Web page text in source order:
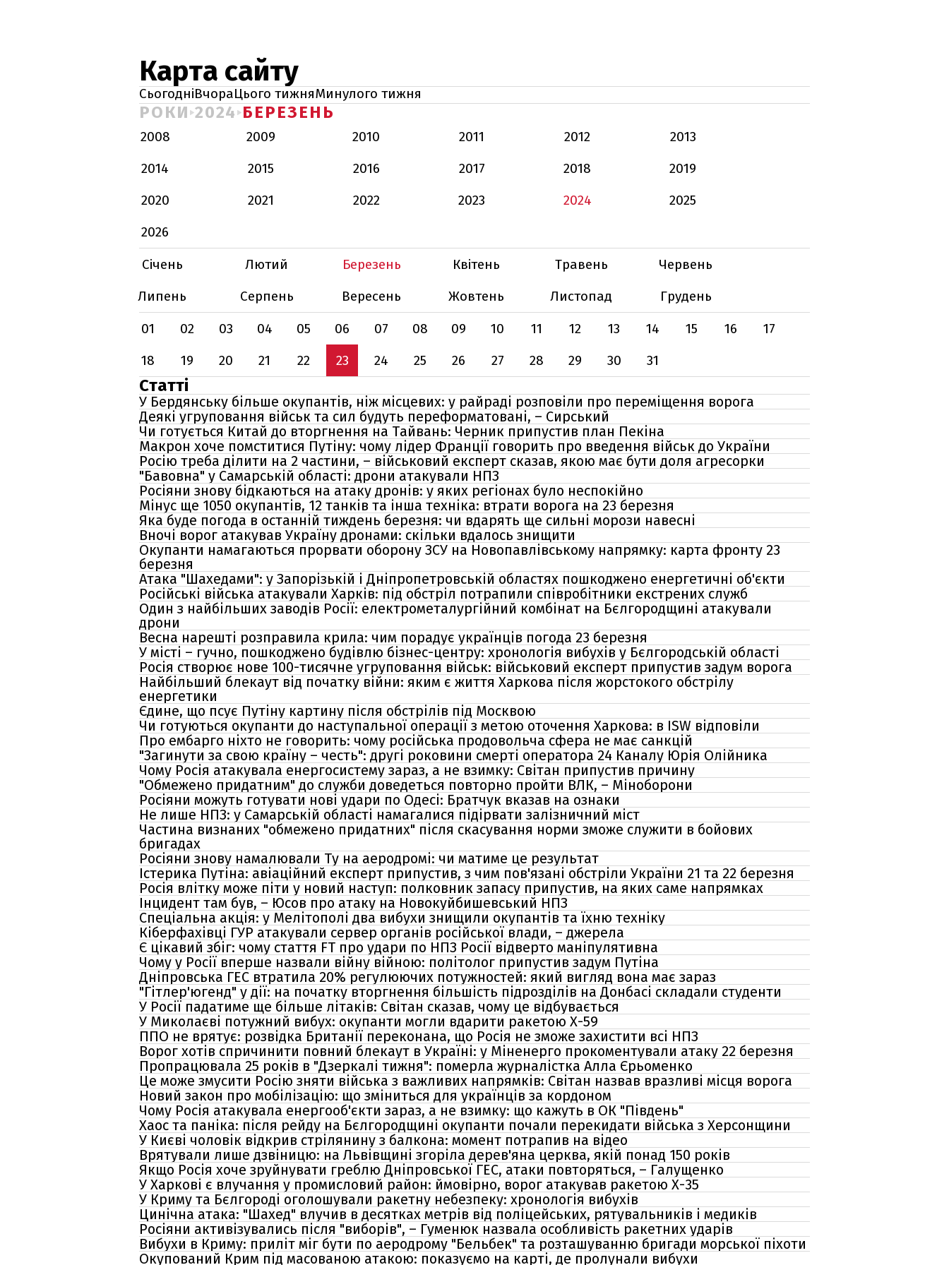
Карта сайту
СьогодніВчораЦього тижняМинулого тижня
РОКИ 2024 БЕРЕЗЕНЬ
2008 2009 2010 2011 2012
2013
2014
2015 2016 2017 2018
2019
2020
2021 2022 2023 2024
2025
2026
Січень
Лютий Березень Квітень Травень
Червень
Липень
Серпень Вересень Жовтень Листопад
Грудень
01
02 03 04 05 06 07 08 09 10 11 12 13 14 15 16
17
18
19 20 21 22 23 24 25 26 27 28 29 30 31
Статті
У Бердянську більше окупантів, ніж місцевих: у райраді розповіли про переміщення ворога
Деякі угруповання військ та сил будуть переформатовані, – Сирський
Чи готується Китай до вторгнення на Тайвань: Черник припустив план Пекіна
Макрон хоче помститися Путіну: чому лідер Франції говорить про введення військ до України
Росію треба ділити на 2 частини, – військовий експерт сказав, якою має бути доля агресорки
"Бавовна" у Самарській області: дрони атакували НПЗ
Росіяни знову бідкаються на атаку дронів: у яких регіонах було неспокійно
Мінус ще 1050 окупантів, 12 танків та інша техніка: втрати ворога на 23 березня
Яка буде погода в останній тиждень березня: чи вдарять ще сильні морози навесні
Вночі ворог атакував Україну дронами: скільки вдалось знищити
Окупанти намагаються прорвати оборону ЗСУ на Новопавлівському напрямку: карта фронту 23
березня
Атака "Шахедами": у Запорізькій і Дніпропетровській областях пошкоджено енергетичні об'єкти
Російські війська атакували Харків: під обстріл потрапили співробітники екстрених служб
Один з найбільших заводів Росії: електрометалургійний комбінат на Бєлгородщині атакували
дрони
Весна нарешті розправила крила: чим порадує українців погода 23 березня
У місті – гучно, пошкоджено будівлю бізнес-центру: хронологія вибухів у Бєлгородській області
Росія створює нове 100-тисячне угруповання військ: військовий експерт припустив задум ворога
Найбільший блекаут від початку війни: яким є життя Харкова після жорстокого обстрілу
енергетики
Єдине, що псує Путіну картину після обстрілів під Москвою
Чи готуються окупанти до наступальної операції з метою оточення Харкова: в ISW відповіли
Про ембарго ніхто не говорить: чому російська продовольча сфера не має санкцій
"Загинути за свою країну – честь": другі роковини смерті оператора 24 Каналу Юрія Олійника
Чому Росія атакувала енергосистему зараз, а не взимку: Світан припустив причину
"Обмежено придатним" до служби доведеться повторно пройти ВЛК, – Міноборони
Росіяни можуть готувати нові удари по Одесі: Братчук вказав на ознаки
Не лише НПЗ: у Самарській області намагалися підірвати залізничний міст
Частина визнаних "обмежено придатних" після скасування норми зможе служити в бойових
бригадах
Росіяни знову намалювали Ту на аеродромі: чи матиме це результат
Істерика Путіна: авіаційний експерт припустив, з чим пов'язані обстріли України 21 та 22 березня
Росія влітку може піти у новий наступ: полковник запасу припустив, на яких саме напрямках
Інцидент там був, – Юсов про атаку на Новокуйбишевський НПЗ
Спеціальна акція: у Мелітополі два вибухи знищили окупантів та їхню техніку
Кіберфахівці ГУР атакували сервер органів російської влади, – джерела
Є цікавий збіг: чому стаття FT про удари по НПЗ Росії відверто маніпулятивна
Чому у Росії вперше назвали війну війною: політолог припустив задум Путіна
Дніпровська ГЕС втратила 20% регулюючих потужностей: який вигляд вона має зараз
"Гітлер'югенд" у дії: на початку вторгнення більшість підрозділів на Донбасі складали студенти
У Росії падатиме ще більше літаків: Світан сказав, чому це відбувається
У Миколаєві потужний вибух: окупанти могли вдарити ракетою Х-59
ППО не врятує: розвідка Британії переконана, що Росія не зможе захистити всі НПЗ
Ворог хотів спричинити повний блекаут в Україні: у Міненерго прокоментували атаку 22 березня
Пропрацювала 25 років в "Дзеркалі тижня": померла журналістка Алла Єрьоменко
Це може змусити Росію зняти війська з важливих напрямків: Світан назвав вразливі місця ворога
Новий закон про мобілізацію: що зміниться для українців за кордоном
Чому Росія атакувала енергооб'єкти зараз, а не взимку: що кажуть в ОК "Південь"
Хаос та паніка: після рейду на Бєлгородщині окупанти почали перекидати війська з Херсонщини
У Києві чоловік відкрив стрілянину з балкона: момент потрапив на відео
Врятували лише дзвіницю: на Львівщині згоріла дерев'яна церква, якій понад 150 років
Якщо Росія хоче зруйнувати греблю Дніпровської ГЕС, атаки повторяться, – Галущенко
У Харкові є влучання у промисловий район: ймовірно, ворог атакував ракетою Х-35
У Криму та Бєлгороді оголошували ракетну небезпеку: хронологія вибухів
Цинічна атака: "Шахед" влучив в десятках метрів від поліцейських, рятувальників і медиків
Росіяни активізувались після "виборів", – Гуменюк назвала особливість ракетних ударів
Вибухи в Криму: приліт міг бути по аеродрому "Бельбек" та розташуванню бригади морської піхоти
Окупований Крим під масованою атакою: показуємо на карті, де пролунали вибухи